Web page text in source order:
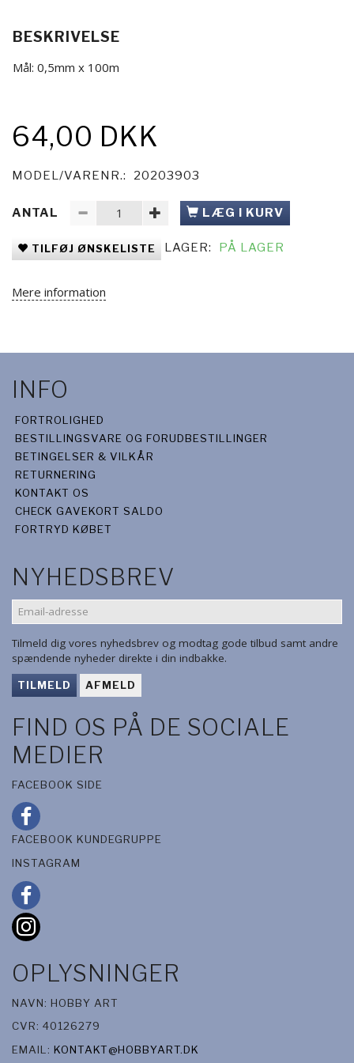
BESKRIVELSE
Mål: 0,5mm x 100m
64,00 DKK
MODEL/VARENR.: 20203903
ANTAL LÆG I KURV
TILFØJ ØNSKELISTE LAGER: PÅ LAGER
Mere information
INFO
FORTROLIGHED
BESTILLINGSVARE OG FORUDBESTILLINGER
BETINGELSER & VILKÅR
RETURNERING
KONTAKT OS
CHECK GAVEKORT SALDO
FORTRYD KØBET
NYHEDSBREV
EMAIL-
ADRESSE
Tilmeld dig vores nyhedsbrev og modtag gode tilbud samt andre
spændende nyheder direkte i din indbakke.
TILMELD AFMELD
FIND OS PÅ DE SOCIALE
MEDIER
FACEBOOK SIDE
FACEBOOK KUNDEGRUPPE
INSTAGRAM
OPLYSNINGER
NAVN: HOBBY ART
CVR: 40126279
EMAIL: KONTAKT@HOBBYART.DK